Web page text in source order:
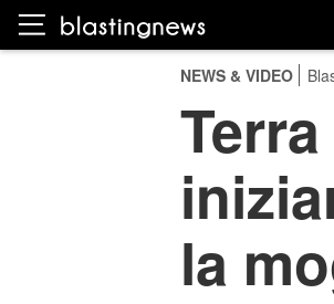
NEWS & VIDEO
la